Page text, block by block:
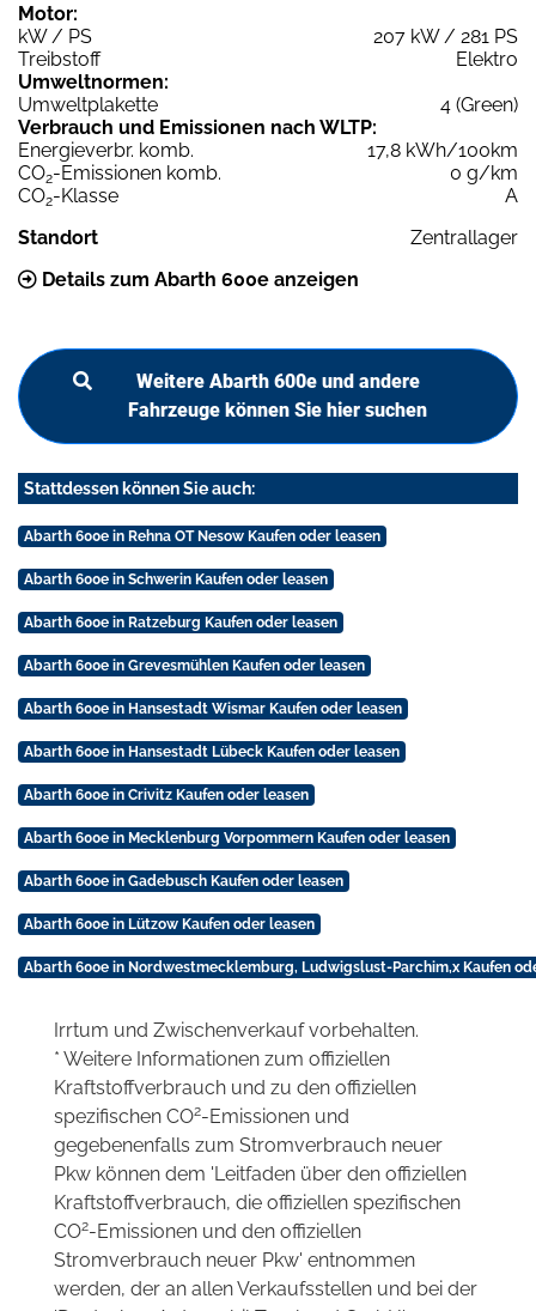
Motor:
kW / PS
207 kW / 281 PS
Treibstoff
Elektro
Umweltnormen:
Umweltplakette
4 (Green)
Verbrauch und Emissionen nach WLTP:
Energieverbr. komb.
17,8 kWh/100km
CO2-Emissionen komb.
0 g/km
CO2-Klasse
A
Standort
Zentrallager
Details zum Abarth 600e anzeigen
Weitere Abarth 600e und andere
Fahrzeuge können Sie hier suchen
Stattdessen können Sie auch:
Abarth 600e in Rehna OT Nesow Kaufen oder leasen
Abarth 600e in Schwerin Kaufen oder leasen
Abarth 600e in Ratzeburg Kaufen oder leasen
Abarth 600e in Grevesmühlen Kaufen oder leasen
Abarth 600e in Hansestadt Wismar Kaufen oder leasen
Abarth 600e in Hansestadt Lübeck Kaufen oder leasen
Abarth 600e in Crivitz Kaufen oder leasen
Abarth 600e in Mecklenburg Vorpommern Kaufen oder leasen
Abarth 600e in Gadebusch Kaufen oder leasen
Abarth 600e in Lützow Kaufen oder leasen
Abarth 600e in Nordwestmecklemburg, Ludwigslust-Parchim,x Kaufen
Irrtum und Zwischenverkauf vorbehalten.
* Weitere Informationen zum offiziellen
Kraftstoffverbrauch und zu den offiziellen
spezifischen CO2-Emissionen und
gegebenenfalls zum Stromverbrauch neuer
Pkw können dem 'Leitfaden über den offiziellen
Kraftstoffverbrauch, die offiziellen spezifischen
CO2-Emissionen und den offiziellen
Stromverbrauch neuer Pkw' entnommen
werden, der an allen Verkaufsstellen und bei der